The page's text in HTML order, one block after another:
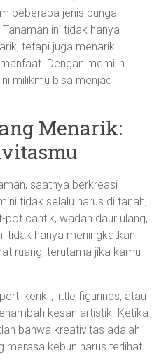
beberapa jenis bunga
ini tidak hanya
tetapi juga menarik
Dengan memilih
milikmu bisa menjadi
Menarik:
saatnya berkreasi
tidak selalu harus di tanah;
cantik, wadah daur ulang,
tidak hanya meningkatkan
ruang, terutama jika kamu
kerikil, little figurines, atau
kesan artistik. Ketika
bahwa kreativitas adalah
merasa kebun harus terlihat